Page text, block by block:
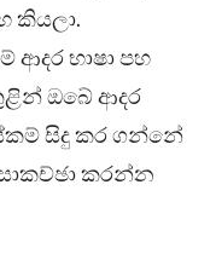
කියලා.
භාෂා පහ
ඔබේ ආදර
සිදු කර ගන්නේ
කරන්න